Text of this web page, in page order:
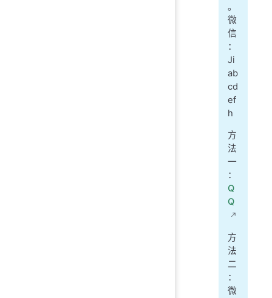
。
微
信
：
Ji
ab
cd
ef
h
方
法
一
：
Q
Q
方
法
二
：
微